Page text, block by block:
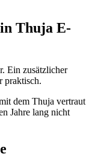
Thuja E-
Ein zusätzlicher
praktisch.
dem Thuja vertraut
Jahre lang nicht